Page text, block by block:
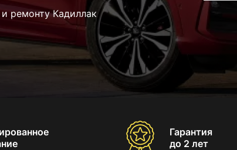
ремонту Кадиллак
Гарантия
до 2 лет